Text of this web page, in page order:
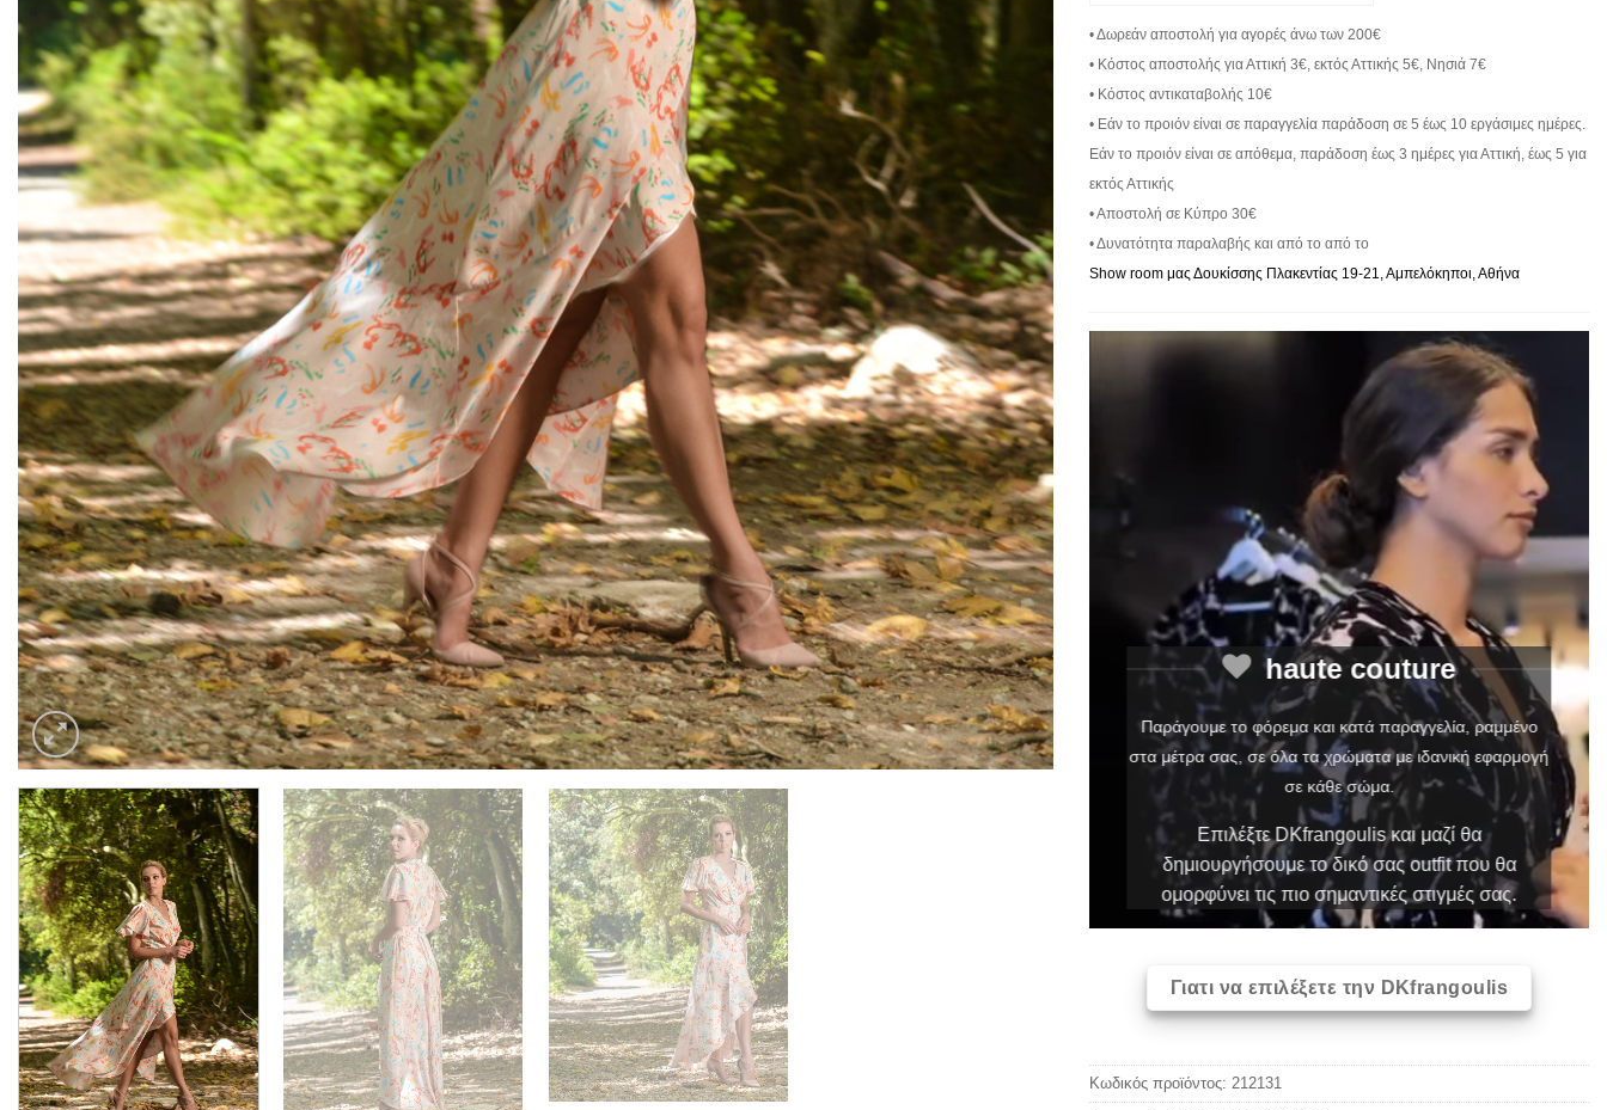
• Δωρεάν αποστολή για αγορές άνω των 200€
• Κόστος αποστολής για Αττική 3€, εκτός Αττικής 5€, Νησιά 7€
• Κόστος αντικαταβολής 10€
• Εάν το προιόν είναι σε παραγγελία παράδοση σε 5 έως 10 εργάσιμες ημέρες.
Εάν το προιόν είναι σε απόθεμα, παράδοση έως 3 ημέρες για Αττική, έως 5 για
εκτός Αττικής
• Αποστολή σε Κύπρο 30€
• Δυνατότητα παραλαβής και από το από το
Show room μας Δουκίσσης Πλακεντίας 19-21, Αμπελόκηποι, Αθήνα
haute couture
Παράγουμε το φόρεμα και κατά παραγγελία, ραμμένο
στα μέτρα σας, σε όλα τα χρώματα με ιδανική εφαρμογή
σε κάθε σώμα.
Επιλέξτε DKfrangoulis και μαζί θα
δημιουργήσουμε το δικό σας outfit που θα
ομορφύνει τις πιο σημαντικές στιγμές σας.
Γιατι να επιλέξετε την DKfrangoulis
Κωδικός προϊόντος: 212131